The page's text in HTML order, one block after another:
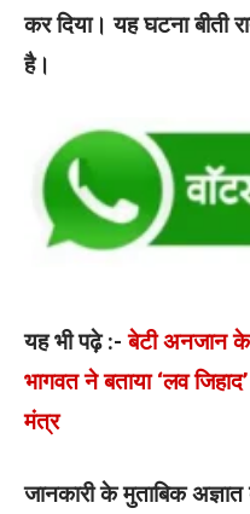
कर दिया। यह घटना बीती
है।
यह भी पढ़े :-बेटी अनजान
भागवत ने बताया ‘लव
मंत्र
जानकारी के मुताबिक